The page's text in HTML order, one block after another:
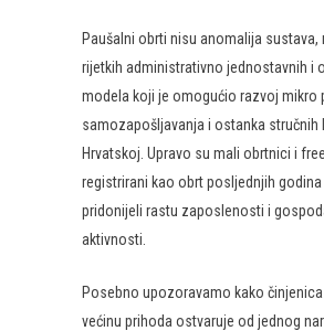
Paušalni obrti nisu anomalija sustava,
rijetkih administrativno jednostavnih i
modela koji je omogućio razvoj mikro
samozapošljavanja i ostanka stručnih
Hrvatskoj. Upravo su mali obrtnici i
registrirani kao obrt posljednjih
pridonijeli rastu zaposlenosti i
aktivnosti.
Posebno upozoravamo kako
većinu prihoda ostvaruje od jednog